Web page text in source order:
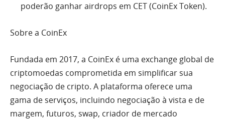
poderão ganhar airdrops em CET (CoinEx Token).
Sobre a CoinEx
Fundada em 2017, a CoinEx é uma exchange global de
criptomoedas comprometida em simplificar sua
negociação de cripto. A plataforma oferece uma
gama de serviços, incluindo negociação à vista e de
margem, futuros, swap, criador de mercado